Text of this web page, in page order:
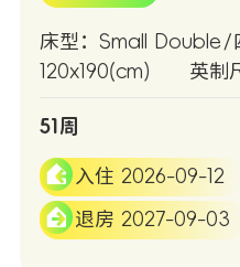
床型：Small Double/
120x190(cm)
英制
51周
入住 2026-09-12
退房 2027-09-03